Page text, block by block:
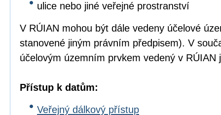
ulice nebo jiné veřejné prostranství
V RÚIAN mohou být dále vedeny účelové
stanovené jiným právním předpisem). V
účelovým územním prvkem vedený v RÚIAN
Přístup k datům:
Veřejný dálkový přístup